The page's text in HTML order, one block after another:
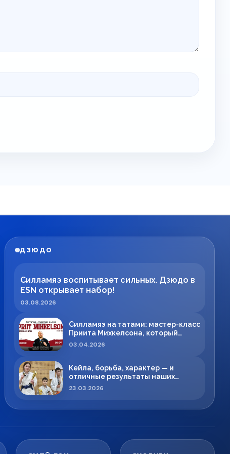
ДЗЮДО
Силламяэ воспитывает сильных. Дзюдо в
ESN открывает набор!
03.08.2026
Силламяэ на татами: мастер-класс
Приита Михкелсона, который
меняет правила игры в регионе
03.04.2026
Кейла, борьба, характер — и
отличные результаты наших
спортсменов!
23.03.2026